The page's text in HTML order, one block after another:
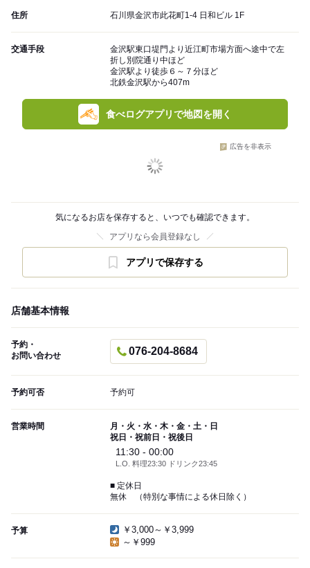
住所 石川県金沢市此花町1-4 日和ビル 1F
交通手段
金沢駅東口堤門より近江町市場方面へ途中で左
折し別院通り中ほど
金沢駅より徒歩６～７分ほど
北鉄金沢駅から407m
食べログアプリで地図を開く
広告を非表示
気になるお店を保存すると、いつでも確認できます。
アプリなら会員登録なし
アプリで保存する
店舗基本情報
予約・
お問い合わせ
076-204-8684
予約可否 予約可
営業時間
月・火・水・木・金・土・日
祝日・祝前日・祝後日
11:30 - 00:00
L.O. 料理23:30 ドリンク23:45
■ 定休日
無休 （特別な事情による休日除く）
予算
￥3,000～￥3,999
～￥999